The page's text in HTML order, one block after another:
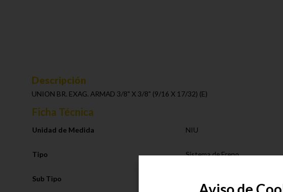
Descripción
UNION BR. EXAG. ARMAD 3/8" X 3/8" (9/16 X 17/32) (E)
Ficha Técnica
Unidad de Medida NIU
Tipo Sistema de Freno
Sub Tipo